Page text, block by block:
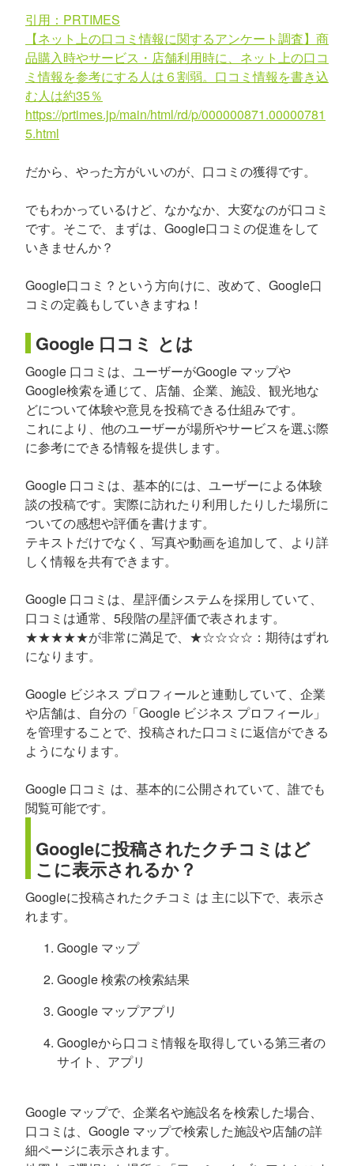
引用：PRTIMES
【ネット上の口コミ情報に関するアンケート調査】商
品購入時やサービス・店舗利用時に、ネット上の口コ
ミ情報を参考にする人は６割弱。口コミ情報を書き込
む人は約35％
https://prtimes.jp/main/html/rd/p/000000871.00000781
5.html
だから、やった方がいいのが、口コミの獲得です。
でもわかっているけど、なかなか、大変なのが口コミ
です。そこで、まずは、Google口コミの促進をして
いきませんか？
Google口コミ？という方向けに、改めて、Google口
コミの定義もしていきますね！
Google 口コミ とは
Google 口コミは、ユーザーがGoogle マップや
Google検索を通じて、店舗、企業、施設、観光地な
どについて体験や意見を投稿できる仕組みです。
これにより、他のユーザーが場所やサービスを選ぶ際
に参考にできる情報を提供します。
Google 口コミは、基本的には、ユーザーによる体験
談の投稿です。実際に訪れたり利用したりした場所に
ついての感想や評価を書けます。
テキストだけでなく、写真や動画を追加して、より詳
しく情報を共有できます。
Google 口コミは、星評価システムを採用していて、
口コミは通常、5段階の星評価で表されます。
★★★★★が非常に満足で、★☆☆☆☆：期待はずれ
になります。
Google ビジネス プロフィールと連動していて、企業
や店舗は、自分の「Google ビジネス プロフィール」
を管理することで、投稿された口コミに返信ができる
ようになります。
Google 口コミ は、基本的に公開されていて、誰でも
閲覧可能です。
Googleに投稿されたクチコミはど
こに表示されるか？
Googleに投稿されたクチコミ は 主に以下で、表示さ
れます。
Google マップ
Google 検索の検索結果
Google マップアプリ
Googleから口コミ情報を取得している第三者の
サイト、アプリ
Google マップで、企業名や施設名を検索した場合、
口コミは、Google マップで検索した施設や店舗の詳
細ページに表示されます。